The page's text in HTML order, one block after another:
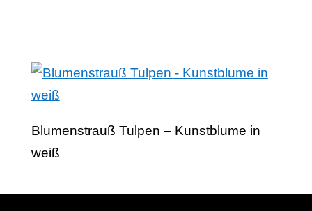
Blumenstrauß Tulpen – Kunstblume in
weiß